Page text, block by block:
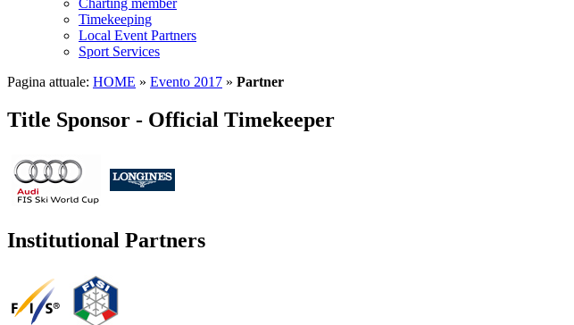
Charting member
Timekeeping
Local Event Partners
Sport Services
Pagina attuale: HOME » Evento 2017 » Partner
Title Sponsor - Official Timekeeper
Institutional Partners